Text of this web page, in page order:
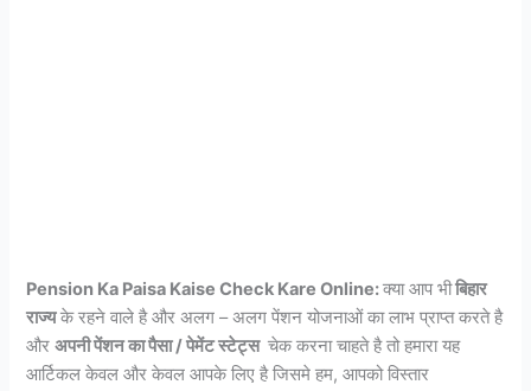
Pension Ka Paisa Kaise Check Kare Online:क्या आप भीबिहार
राज्यके रहने वाले है और अलग – अलग पेंशन योजनाओं का लाभ प्राप्त करते है
औरअपनी पेंशन का पैसा / पेमेंट स्टेट्स चेक करना चाहते है तो हमारा यह
आर्टिकल केवल और केवल आपके लिए है जिसमे हम, आपको विस्तार